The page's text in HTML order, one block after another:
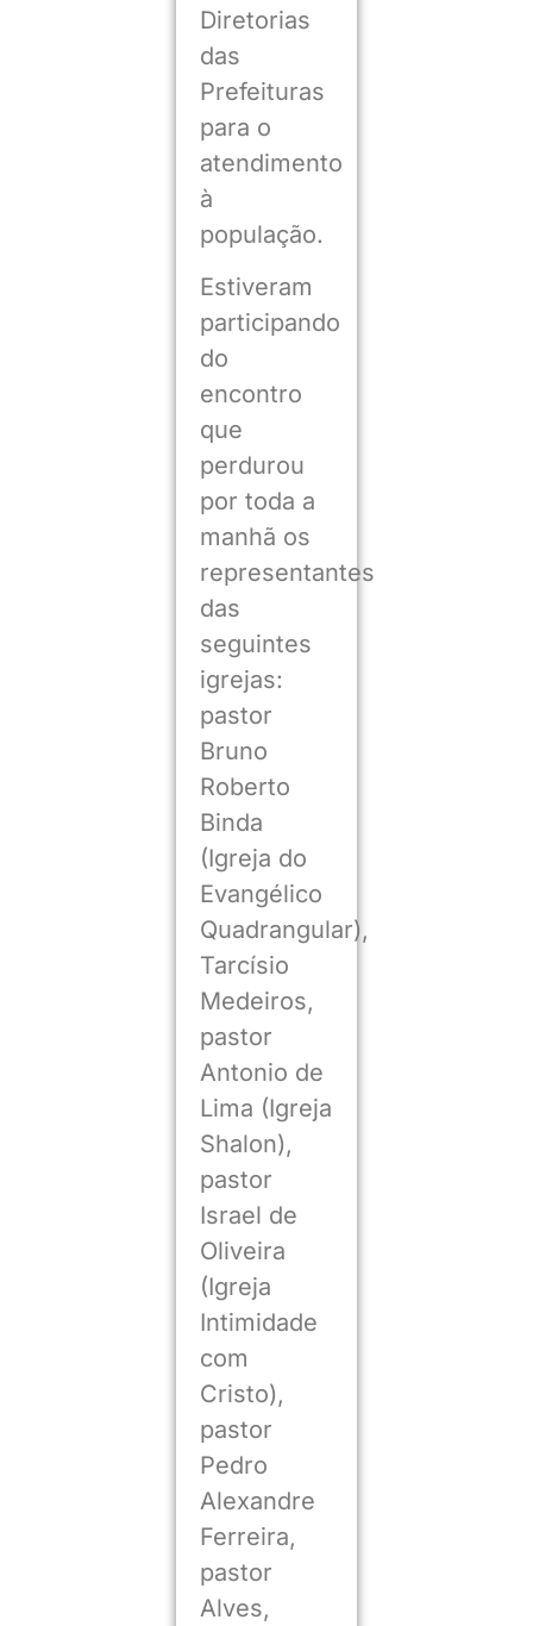
Diretorias
das
Prefeituras
para o
atendimento
à
população.
Estiveram
participando
do
encontro
que
perdurou
por toda a
manhã os
representantes
das
seguintes
igrejas:
pastor
Bruno
Roberto
Binda
(Igreja do
Evangélico
Quadrangular),
Tarcísio
Medeiros,
pastor
Antonio de
Lima (Igreja
Shalon),
pastor
Israel de
Oliveira
(Igreja
Intimidade
com
Cristo),
pastor
Pedro
Alexandre
Ferreira,
pastor
Alves,